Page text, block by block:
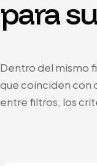
para
Dentro del mismo
que coinciden con
entre filtros, los